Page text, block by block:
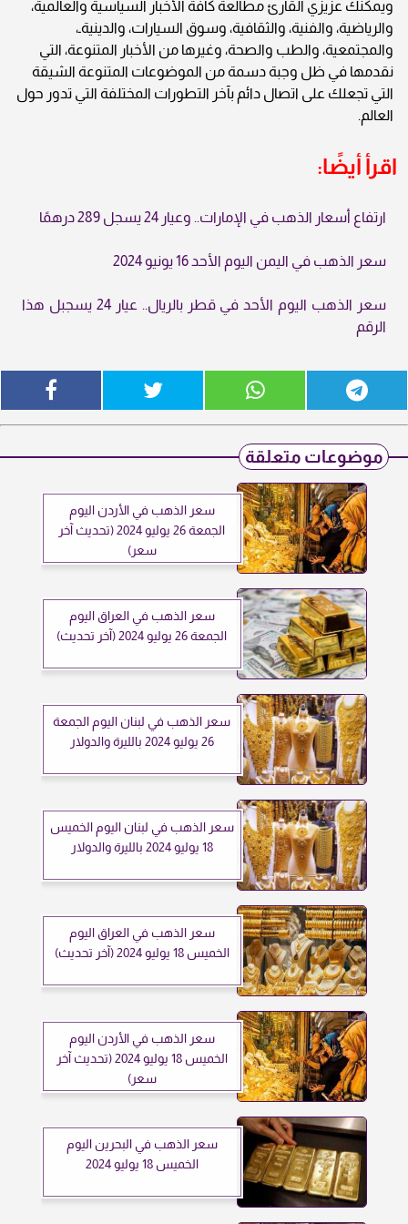
ويمكنك عزيزي القارئ مطالعة كافة الأخبار السياسية والعالمية،
والرياضية، والفنية، والثقافية، وسوق السيارات، والدينيةـ،
والمجتمعية، والطب والصحة، وغيرها من الأخبار المتنوعة، التي
نقدمها في ظل وجبة دسمة من الموضوعات المتنوعة الشيقة
التي تجعلك على اتصال دائم بآخر التطورات المختلفة التي تدور حول
العالم.
اقرأ أيضًا:
ارتفاع أسعار الذهب في الإمارات.. وعيار 24 يسجل 289 درهمًا
سعر الذهب في اليمن اليوم الأحد 16 يونيو 2024
سعر الذهب اليوم الأحد في قطر بالريال.. عيار 24 يسجبل هذا
الرقم
موضوعات متعلقة
سعر الذهب في الأردن اليوم
الجمعة 26 يوليو 2024 (تحديث آخر
سعر)
سعر الذهب في العراق اليوم
الجمعة 26 يوليو 2024 (آخر تحديث)
سعر الذهب في لبنان اليوم الجمعة
26 يوليو 2024 بالليرة والدولار
سعر الذهب في لبنان اليوم الخميس
18 يوليو 2024 بالليرة والدولار
سعر الذهب في العراق اليوم
الخميس 18 يوليو 2024 (آخر تحديث)
سعر الذهب في الأردن اليوم
الخميس 18 يوليو 2024 (تحديث آخر
سعر)
سعر الذهب في البحرين اليوم
الخميس 18 يوليو 2024